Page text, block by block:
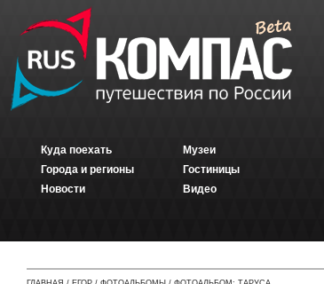
Куда поехать
Города и регионы
Новости
Музеи
Гостиницы
Видео